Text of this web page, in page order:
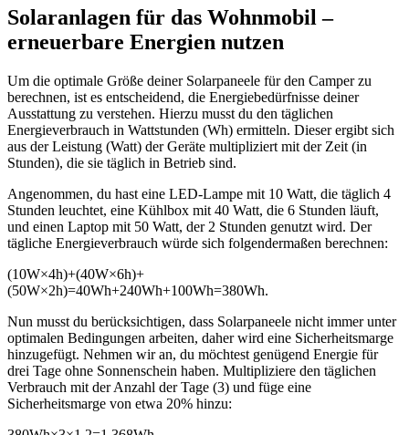
Solaranlagen für das Wohnmobil –
erneuerbare Energien nutzen
Um die optimale Größe deiner Solarpaneele für den Camper zu
berechnen, ist es entscheidend, die Energiebedürfnisse deiner
Ausstattung zu verstehen. Hierzu musst du den täglichen
Energieverbrauch in Wattstunden (Wh) ermitteln. Dieser ergibt sich
aus der Leistung (Watt) der Geräte multipliziert mit der Zeit (in
Stunden), die sie täglich in Betrieb sind.
Angenommen, du hast eine LED-Lampe mit 10 Watt, die täglich 4
Stunden leuchtet, eine Kühlbox mit 40 Watt, die 6 Stunden läuft,
und einen Laptop mit 50 Watt, der 2 Stunden genutzt wird. Der
tägliche Energieverbrauch würde sich folgendermaßen berechnen:
(10W×4h)+(40W×6h)+
(50W×2h)=40Wh+240Wh+100Wh=380Wh.
Nun musst du berücksichtigen, dass Solarpaneele nicht immer unter
optimalen Bedingungen arbeiten, daher wird eine Sicherheitsmarge
hinzugefügt. Nehmen wir an, du möchtest genügend Energie für
drei Tage ohne Sonnenschein haben. Multipliziere den täglichen
Verbrauch mit der Anzahl der Tage (3) und füge eine
Sicherheitsmarge von etwa 20% hinzu: